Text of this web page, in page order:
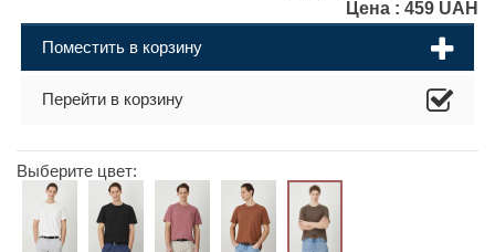
Цена : 459 UAH
Поместить в корзину
Перейти в корзину
Выберите цвет: